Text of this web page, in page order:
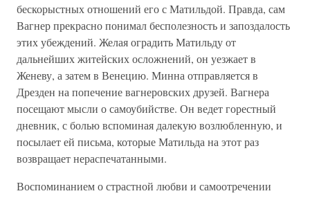
бескорыстных отношений его с Матильдой. Правда, сам
Вагнер прекрасно понимал бесполезность и запоздалость
этих убеждений. Желая оградить Матильду от
дальнейших житейских осложнений, он уезжает в
Женеву, а затем в Венецию. Минна отправляется в
Дрезден на попечение вагнеровских друзей. Вагнера
посещают мысли о самоубийстве. Он ведет горестный
дневник, с болью вспоминая далекую возлюбленную, и
посылает ей письма, которые Матильда на этот раз
возвращает нераспечатанными.
Воспоминанием о страстной любви и самоотречении